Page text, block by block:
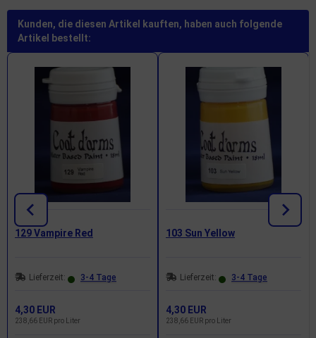
Kunden, die diesen Artikel kauften, haben auch folgende
Artikel bestellt:
129 Vampire Red
Lieferzeit: 3-4 Tage
4,30 EUR
238,66 EUR pro Liter
103 Sun Yellow
Lieferzeit: 3-4 Tage
4,30 EUR
238,66 EUR pro Liter